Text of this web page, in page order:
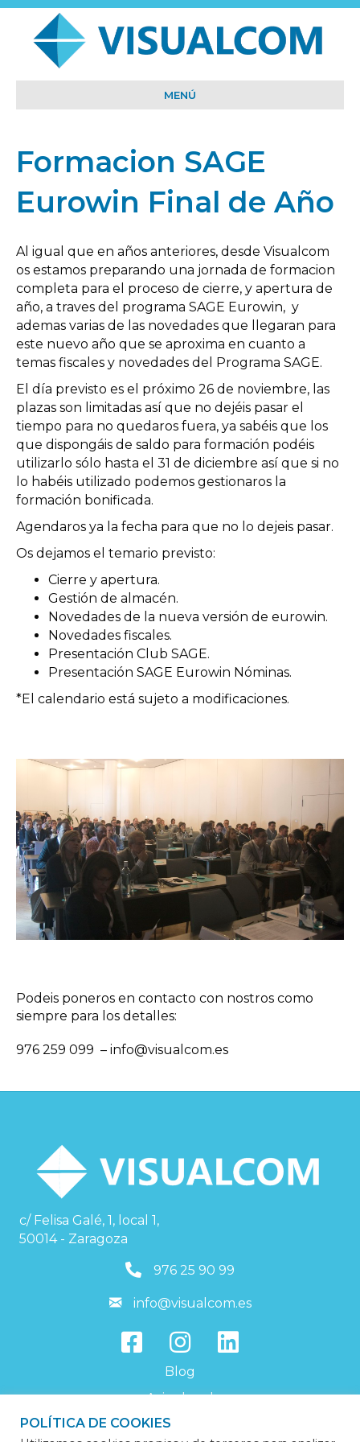
MENÚ
Formacion SAGE
Eurowin Final de Año
Al igual que en años anteriores, desde Visualcom
os estamos preparando una jornada de formacion
completa para el proceso de cierre, y apertura de
año, a traves del programa SAGE Eurowin, y
ademas varias de las novedades que llegaran para
este nuevo año que se aproxima en cuanto a
temas fiscales y novedades del Programa SAGE.
El día previsto es el próximo 26 de noviembre, las
plazas son limitadas así que no dejéis pasar el
tiempo para no quedaros fuera, ya sabéis que los
que dispongáis de saldo para formación podéis
utilizarlo sólo hasta el 31 de diciembre así que si no
lo habéis utilizado podemos gestionaros la
formación bonificada.
Agendaros ya la fecha para que no lo dejeis pasar.
Os dejamos el temario previsto:
Cierre y apertura.
Gestión de almacén.
Novedades de la nueva versión de eurowin.
Novedades fiscales.
Presentación Club SAGE.
Presentación SAGE Eurowin Nóminas.
*El calendario está sujeto a modificaciones.
Podeis poneros en contacto con nostros como
siempre para los detalles:
976 259 099 – info@visualcom.es
c/ Felisa Galé, 1, local 1,
50014 - Zaragoza
976259099
976 25 90 99
info@visualcom.es
info@visualcom.es
Blog
Aviso legal
Política de privacidad
POLÍTICA DE COOKIES